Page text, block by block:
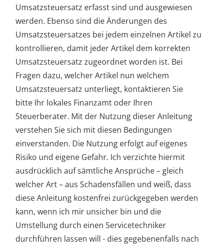
Umsatzsteuersatz erfasst sind und ausgewiesen
werden. Ebenso sind die Änderungen des
Umsatzsteuersatzes bei jedem einzelnen Artikel zu
kontrollieren, damit jeder Artikel dem korrekten
Umsatzsteuersatz zugeordnet worden ist. Bei
Fragen dazu, welcher Artikel nun welchem
Umsatzsteuersatz unterliegt, kontaktieren Sie
bitte Ihr lokales Finanzamt oder Ihren
Steuerberater. Mit der Nutzung dieser Anleitung
verstehen Sie sich mit diesen Bedingungen
einverstanden. Die Nutzung erfolgt auf eigenes
Risiko und eigene Gefahr. Ich verzichte hiermit
ausdrücklich auf sämtliche Ansprüche – gleich
welcher Art – aus Schadensfällen und weiß, dass
diese Anleitung kostenfrei zurückgegeben werden
kann, wenn ich mir unsicher bin und die
Umstellung durch einen Servicetechniker
durchführen lassen will - dies gegebenenfalls nach